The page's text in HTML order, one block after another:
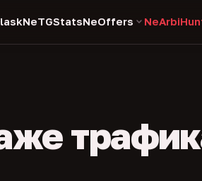
NeTGStatsNeOffers